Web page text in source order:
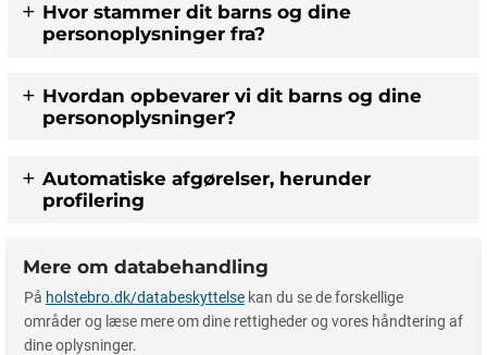
Hvor stammer dit barns og dine
personoplysninger fra?
Hvordan opbevarer vi dit barns og dine
personoplysninger?
Automatiske afgørelser, herunder
profilering
Mere om databehandling
På holstebro.dk/databeskyttelsekan du se de forskellige
områder og læse mere om dine rettigheder og vores håndtering af
dine oplysninger.